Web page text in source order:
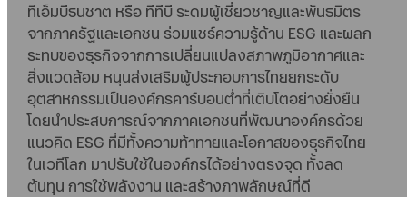
ทีเอ็มบีธนชาต หรือ ทีทีบี ระดมผู้เชี่ยวชาญและพันธมิตร
จากภาครัฐและเอกชน ร่วมแชร์ความรู้ด้าน ESG และผลก
ระทบของธุรกิจจากการเปลี่ยนแปลงสภาพภูมิอากาศและ
สิ่งแวดล้อม หนุนส่งเสริมผู้ประกอบการไทยยกระดับ
อุตสาหกรรมเป็นองค์กรคาร์บอนต่ำที่เติบโตอย่างยั่งยืน
โดยนำประสบการณ์จากภาคเอกชนที่พัฒนาองค์กรด้วย
แนวคิด ESG ที่มีทั้งความท้าทายและโอกาสของธุรกิจไทย
ในเวทีโลก มาปรับใช้ในองค์กรได้อย่างตรงจุด ทั้งลด
ต้นทุน การใช้พลังงาน และสร้างภาพลักษณ์ที่ดี